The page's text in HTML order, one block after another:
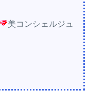
美コンシェルジュ